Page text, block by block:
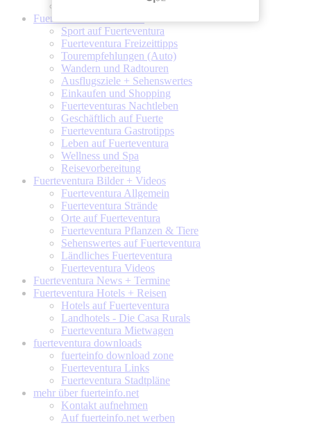
Fuerteventura
Sport auf Fuerteventura
Fuerteventura Freizeittipps
Tourempfehlungen (Auto)
Wandern und Radtouren
Ausflugsziele + Sehenswertes
Einkaufen und Shopping
Fuerteventuras Nachtleben
Geschäftlich auf Fuerte
Fuerteventura Gastrotipps
Leben auf Fuerteventura
Wellness und Spa
Reisevorbereitung
Fuerteventura Bilder + Videos
Fuerteventura Allgemein
Fuerteventura Strände
Orte auf Fuerteventura
Fuerteventura Pflanzen & Tiere
Sehenswertes auf Fuerteventura
Ländliches Fuerteventura
Fuerteventura Videos
Fuerteventura News + Termine
Fuerteventura Hotels + Reisen
Hotels auf Fuerteventura
Landhotels - Die Casa Rurals
Fuerteventura Mietwagen
fuerteventura downloads
fuerteinfo download zone
Fuerteventura Links
Fuerteventura Stadtpläne
mehr über fuerteinfo.net
Kontakt aufnehmen
Auf fuerteinfo.net werben